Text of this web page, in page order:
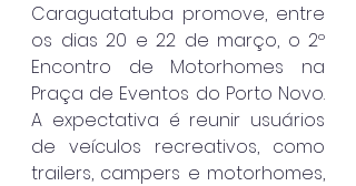
Caraguatatuba promove, entre
os dias 20 e 22 de março, o 2º
Encontro de Motorhomes na
Praça de Eventos do Porto Novo.
A expectativa é reunir usuários
de veículos recreativos, como
trailers, campers e motorhomes,